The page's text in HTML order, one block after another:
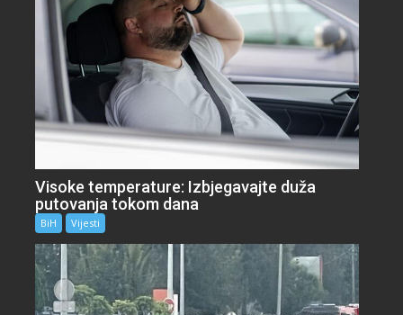
Visoke temperature: Izbjegavajte duža
putovanja tokom dana
BiH Vijesti